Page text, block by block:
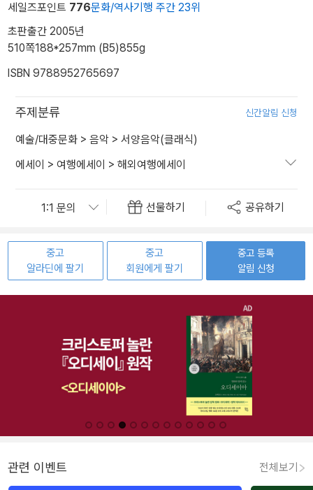
세일즈포인트 776문화/역사기행 주간 23위
초판출간 2005년
510쪽188*257mm (B5)855g
ISBN 9788952765697
주제분류 신간알림 신청
예술/대중문화 > 음악 > 서양음악(클래식)
에세이 > 여행에세이 > 해외여행에세이
선물하기 공유하기
중고
알라딘에 팔기
중고
회원에게 팔기
중고 등록
알림 신청
관련 이벤트 전체보기